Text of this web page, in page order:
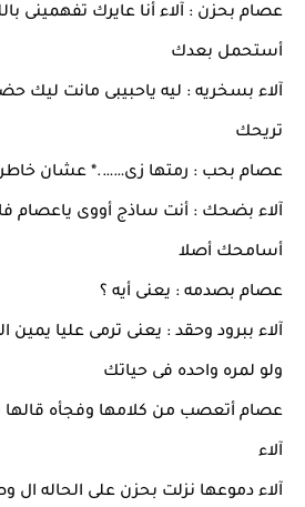
عصام بحزن : آلاء أنا عايرك تفهمينى
أستحمل بعدك
آلاء بسخريه : ليه ياحبيبى مانت ليك
تريحك
عصام بحب : رمتها زى…….* عشان
آلاء بضحك : أنت ساذج أووى ياعصام
أسامحك أصلا
عصام بصدمه : يعنى أيه ؟
آلاء ببرود وحقد : يعنى ترمى عليا يمين
ولو لمره واحده فى حياتك
عصام أتعصب من كلامها وفجأه قالها
آلاء
آلاء دموعها نزلت بحزن على الحاله ال